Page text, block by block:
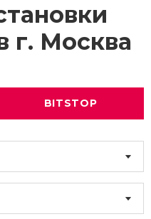
г. Москва
BITSTOP